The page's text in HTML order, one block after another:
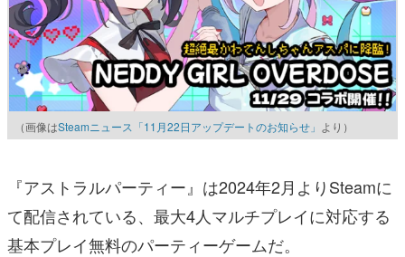
（画像はSteamニュース「11月22日アップデートのお知らせ」 より）
『アストラルパーティー』は2024年2月よりSteamに
て配信されている、最大4人マルチプレイに対応する
基本プレイ無料のパーティーゲームだ。